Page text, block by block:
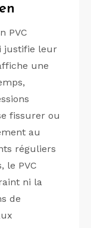
PVC
justifie leur
une
fissurer ou
au
réguliers
le PVC
ni la
de